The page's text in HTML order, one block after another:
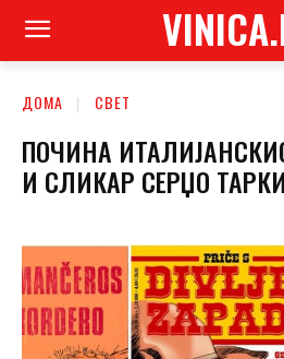
ДОМА СВЕТ
ПОЧИНА
И СЛИКАР СЕРЏО